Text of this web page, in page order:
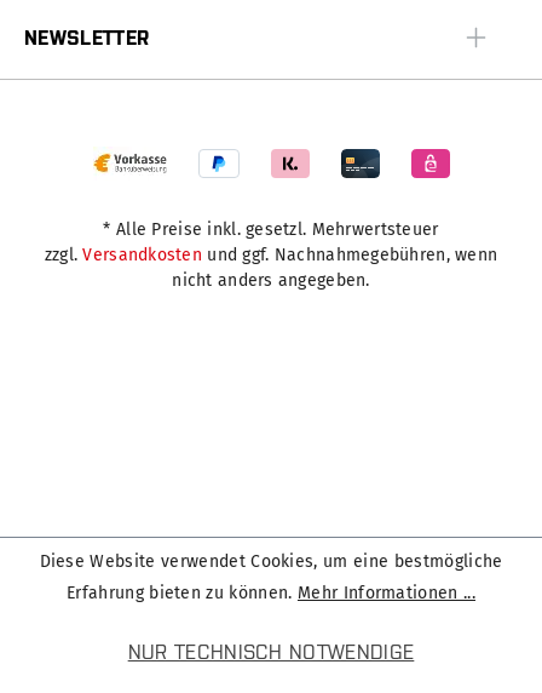
NEWSLETTER
* Alle Preise inkl. gesetzl. Mehrwertsteuer
zzgl.Versandkosten und ggf. Nachnahmegebühren, wenn
nicht anders angegeben.
Diese Website verwendet Cookies, um eine bestmögliche
Erfahrung bieten zu können. Mehr Informationen ...
NUR TECHNISCH NOTWENDIGE